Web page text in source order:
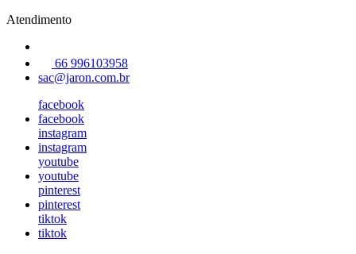
Atendimento
66 996103958
sac@jaron.com.br
facebook
facebook
instagram
instagram
youtube
youtube
pinterest
pinterest
tiktok
tiktok